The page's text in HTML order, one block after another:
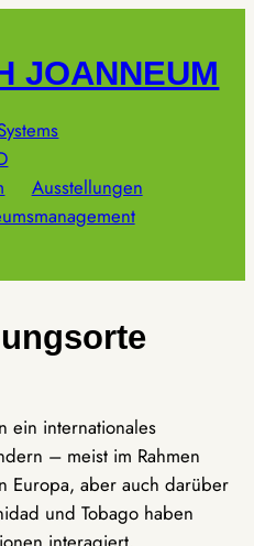
JOANNEUM
Ausstellungen
ein internationales
– meist im Rahmen
Europa, aber auch darüber
und Tobago haben